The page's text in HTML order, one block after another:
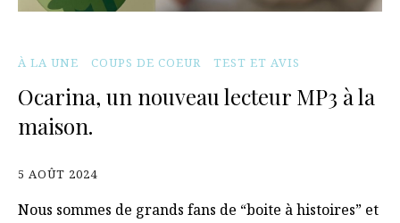
À LA UNE COUPS DE COEUR TEST ET AVIS
Ocarina, un nouveau lecteur MP3 à la
maison.
5 AOÛT 2024
Nous sommes de grands fans de “boite à histoires” et